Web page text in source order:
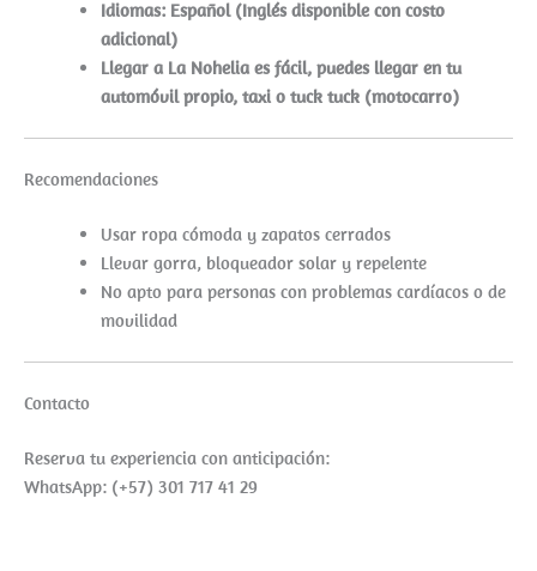
Idiomas: Español (Inglés disponible con costo
adicional)
Llegar a La Nohelia es fácil, puedes llegar en tu
automóvil propio, taxi o tuck tuck (motocarro)
Recomendaciones
Usar ropa cómoda y zapatos cerrados
Llevar gorra, bloqueador solar y repelente
No apto para personas con problemas cardíacos o de
movilidad
Contacto
Reserva tu experiencia con anticipación:
WhatsApp: (+57) 301 717 41 29